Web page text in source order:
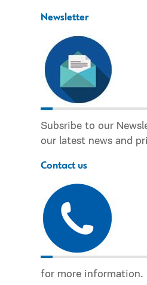
Newsletter
Subsribe to our
our latest news and
Contact us
for more information.